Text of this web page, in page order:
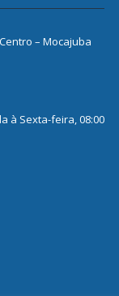
– Mocajuba
à Sexta-feira, 08:00